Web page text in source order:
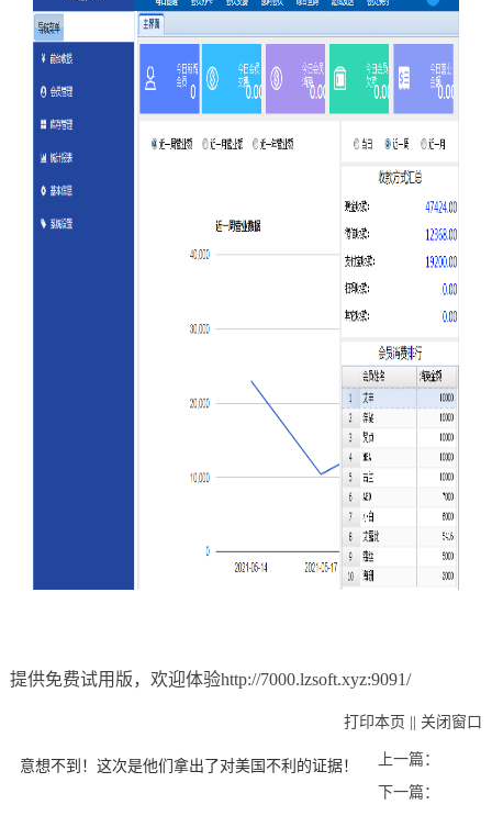
提供免费试用版，欢迎体验http://7000.lzsoft.xyz:9091/
打印本页 || 关闭窗口
上一篇：
意想不到！这次是他们拿出了对美国不利的证据！
下一篇：